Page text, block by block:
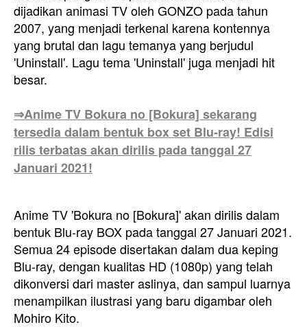
dijadikan animasi TV oleh GONZO pada tahun
2007, yang menjadi terkenal karena kontennya
yang brutal dan lagu temanya yang berjudul
'Uninstall'. Lagu tema 'Uninstall' juga menjadi hit
besar.
⇒Anime TV Bokura no [Bokura] sekarang
tersedia dalam bentuk box set Blu-ray! Edisi
rilis terbatas akan dirilis pada tanggal 27
Januari 2021!
Anime TV 'Bokura no [Bokura]' akan dirilis dalam
bentuk Blu-ray BOX pada tanggal 27 Januari 2021.
Semua 24 episode disertakan dalam dua keping
Blu-ray, dengan kualitas HD (1080p) yang telah
dikonversi dari master aslinya, dan sampul luarnya
menampilkan ilustrasi yang baru digambar oleh
Mohiro Kito.